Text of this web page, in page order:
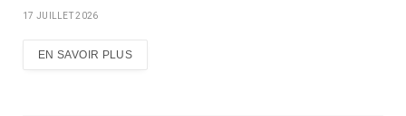
17 JUILLET 2026
EN SAVOIR PLUS